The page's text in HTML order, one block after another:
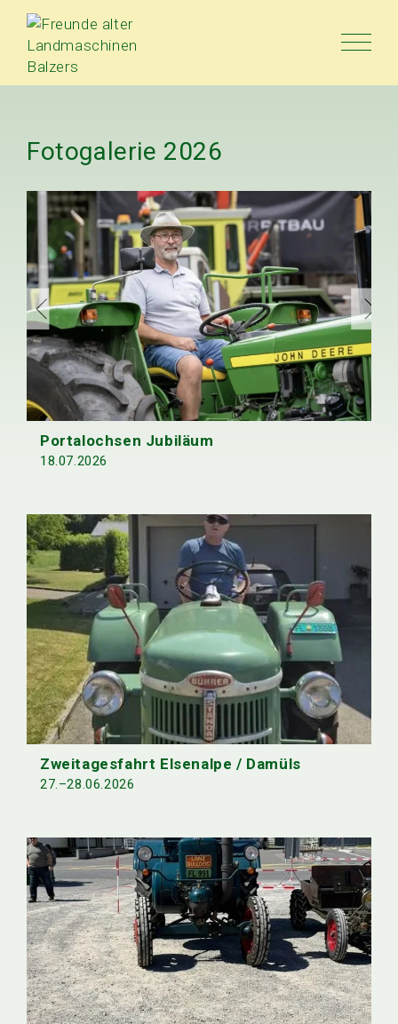
Fotogalerie 2026
Portalochsen Jubiläum
18.07.2026
Zweitagesfahrt Elsenalpe / Damüls
27.–28.06.2026